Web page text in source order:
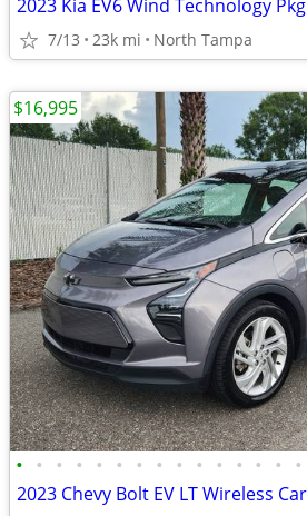
7/13 23k mi North Tampa
• • • • • • • • • • • • • • •
$16,995